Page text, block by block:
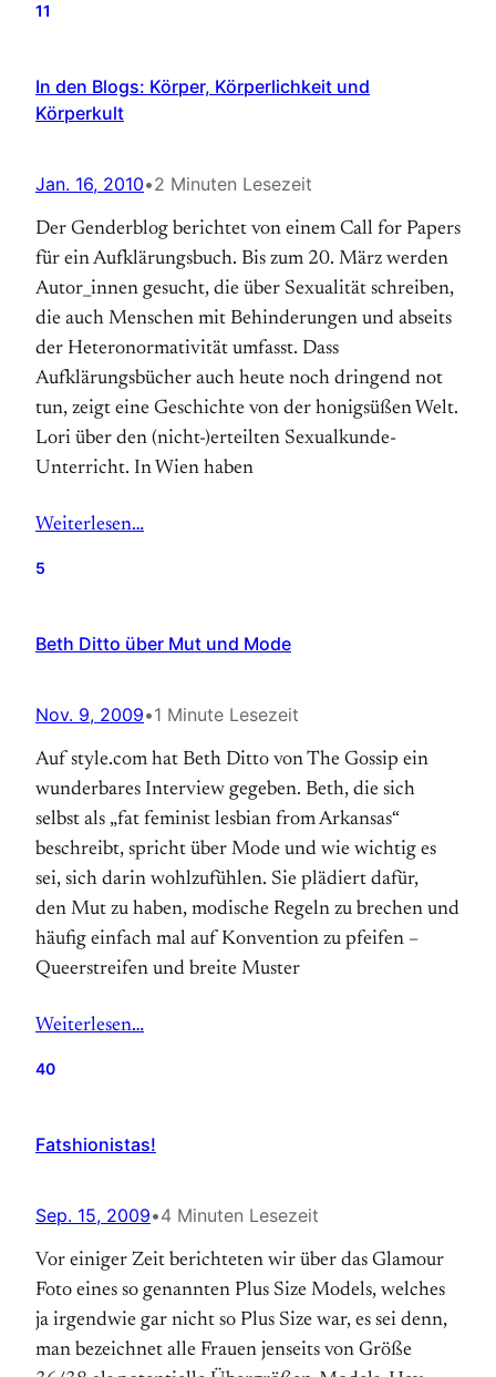
11
In den Blogs: Körper, Körperlichkeit und
Körperkult
Jan. 16, 2010•2 Minuten Lesezeit
Der Genderblog berichtet von einem Call for Papers
für ein Aufklärungsbuch. Bis zum 20. März werden
Autor_innen gesucht, die über Sexualität schreiben,
die auch Menschen mit Behinderungen und abseits
der Heteronormativität umfasst. Dass
Aufklärungsbücher auch heute noch dringend not
tun, zeigt eine Geschichte von der honigsüßen Welt.
Lori über den (nicht-)erteilten Sexualkunde-
Unterricht. In Wien haben
Weiterlesen…
5
Beth Ditto über Mut und Mode
Nov. 9, 2009•1 Minute Lesezeit
Auf style.com hat Beth Ditto von The Gossip ein
wunderbares Interview gegeben. Beth, die sich
selbst als „fat feminist lesbian from Arkansas“
beschreibt, spricht über Mode und wie wichtig es
sei, sich darin wohlzufühlen. Sie plädiert dafür,
den Mut zu haben, modische Regeln zu brechen und
häufig einfach mal auf Konvention zu pfeifen –
Queerstreifen und breite Muster
Weiterlesen…
40
Fatshionistas!
Sep. 15, 2009•4 Minuten Lesezeit
Vor einiger Zeit berichteten wir über das Glamour
Foto eines so genannten Plus Size Models, welches
ja irgendwie gar nicht so Plus Size war, es sei denn,
man bezeichnet alle Frauen jenseits von Größe